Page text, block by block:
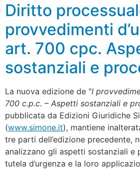
Diritto
provvedimenti
art. 700 cpc.
sostanziali e
La nuova edizione de "I
700 c.p.c. – Aspetti sostanziali e
pubblicata da Edizioni Giuridiche
(www.simone.it), mantiene
tre parti dell’edizione precedente,
analizzano gli aspetti sostanziali e
tutela d’urgenza e la loro